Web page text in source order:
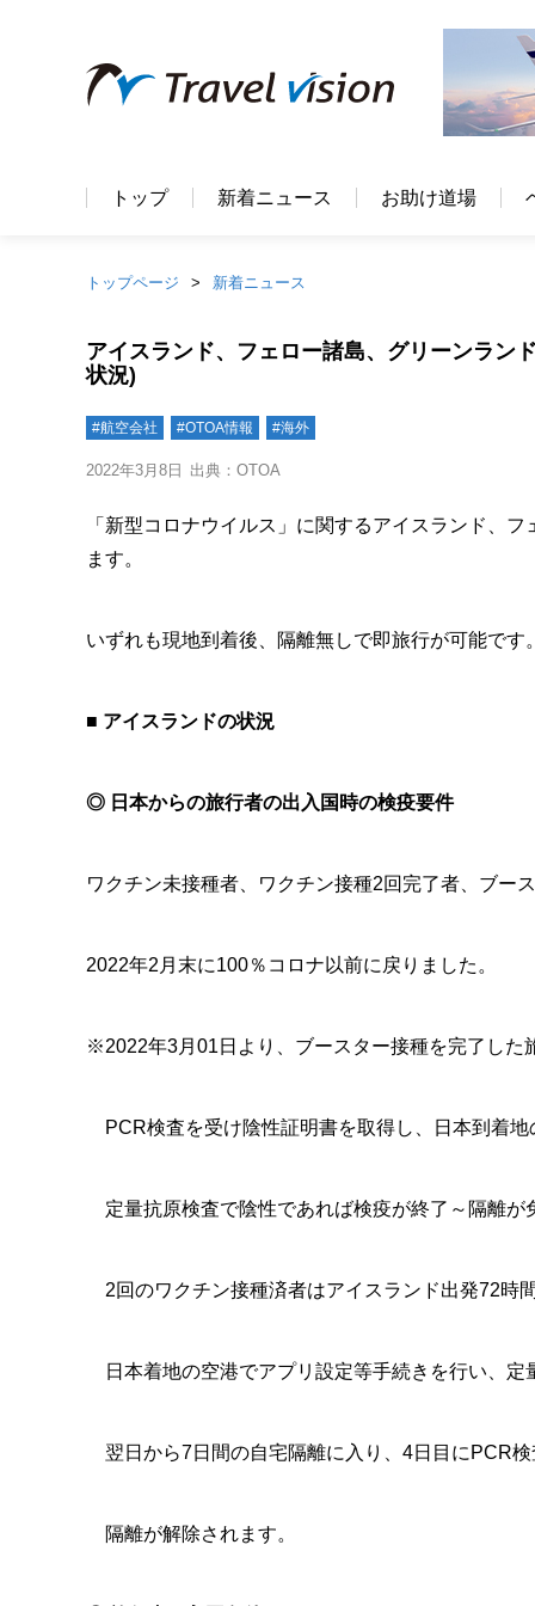
トップ 新着ニュース お助け道場
トップページ 新着ニュース
アイスランド、フェロー諸島、グリーンラン
状況)
#航空会社 #OTOA情報 #海外
2022年3月8日 出典：OTOA
「新型コロナウイルス」に関するアイスランド、
ます。
いずれも現地到着後、隔離無しで即旅行が可能です
■ アイスランドの状況
◎ 日本からの旅行者の出入国時の検疫要件
ワクチン未接種者、ワクチン接種2回完了者、ブー
2022年2月末に100％コロナ以前に戻りました。
※2022年3月01日より、ブースター接種を完了した
PCR検査を受け陰性証明書を取得し、日本到着
定量抗原検査で陰性であれば検疫が終了～隔離が
2回のワクチン接種済者はアイスランド出発72時
日本着地の空港でアプリ設定等手続きを行い、定
翌日から7日間の自宅隔離に入り、4日目にPCR
隔離が解除されます。